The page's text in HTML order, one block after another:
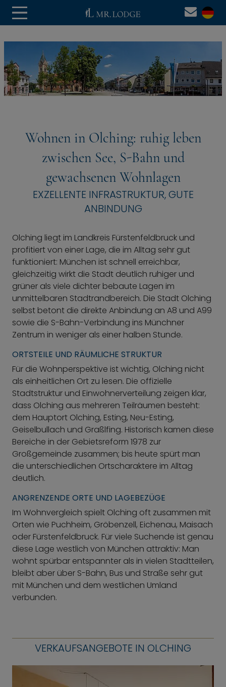
Wohnen in Olching: ruhig leben
zwischen See, S-Bahn und
gewachsenen Wohnlagen
EXZELLENTE INFRASTRUKTUR, GUTE
ANBINDUNG
Olching liegt im Landkreis Fürstenfeldbruck und
profitiert von einer Lage, die im Alltag sehr gut
funktioniert: München ist schnell erreichbar,
gleichzeitig wirkt die Stadt deutlich ruhiger und
grüner als viele dichter bebaute Lagen im
unmittelbaren Stadtrandbereich. Die Stadt Olching
selbst betont die direkte Anbindung an A8 und A99
sowie die S-Bahn-Verbindung ins Münchner
Zentrum in weniger als einer halben Stunde.
ORTSTEILE UND RÄUMLICHE STRUKTUR
Für die Wohnperspektive ist wichtig, Olching nicht
als einheitlichen Ort zu lesen. Die offizielle
Stadtstruktur und Einwohnerverteilung zeigen klar,
dass Olching aus mehreren Teilräumen besteht:
dem Hauptort Olching, Esting, Neu-Esting,
Geiselbullach und Graßlfing. Historisch kamen diese
Bereiche in der Gebietsreform 1978 zur
Großgemeinde zusammen; bis heute spürt man
die unterschiedlichen Ortscharaktere im Alltag
deutlich.
ANGRENZENDE ORTE UND LAGEBEZÜGE
Im Wohnvergleich spielt Olching oft zusammen mit
Orten wie Puchheim, Gröbenzell, Eichenau, Maisach
oder Fürstenfeldbruck. Für viele Suchende ist genau
diese Lage westlich von München attraktiv: Man
wohnt spürbar entspannter als in vielen Stadtteilen,
bleibt aber über S-Bahn, Bus und Straße sehr gut
mit München und dem westlichen Umland
verbunden.
VERKAUFSANGEBOTE IN OLCHING